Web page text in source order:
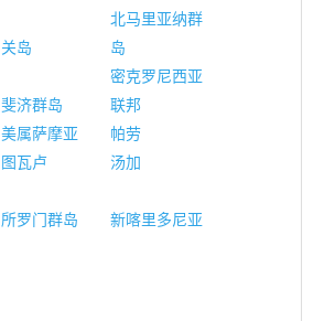
关岛
北马里亚纳群
岛
斐济群岛
密克罗尼西亚
联邦
美属萨摩亚
帕劳
图瓦卢
汤加
所罗门群岛
新喀里多尼亚